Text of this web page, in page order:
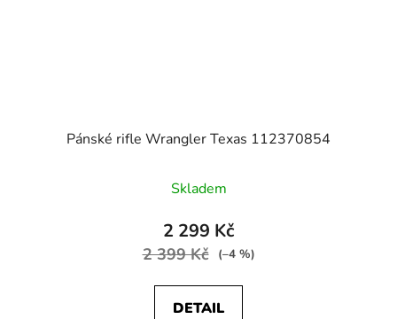
Pánské rifle Wrangler Texas 112370854
Skladem
2 299 Kč
2 399 Kč (–4 %)
DETAIL